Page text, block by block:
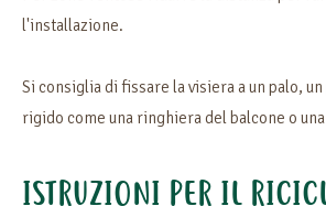
l'installazione.
Si consiglia di fissare la visiera a un palo,
rigido come una ringhiera del balcone o